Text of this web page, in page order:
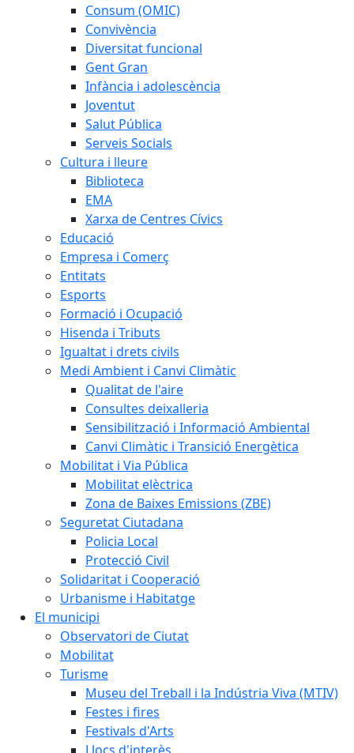
Consum (OMIC)
Convivència
Diversitat funcional
Gent Gran
Infància i adolescència
Joventut
Salut Pública
Serveis Socials
Cultura i lleure
Biblioteca
EMA
Xarxa de Centres Cívics
Educació
Empresa i Comerç
Entitats
Esports
Formació i Ocupació
Hisenda i Tributs
Igualtat i drets civils
Medi Ambient i Canvi Climàtic
Qualitat de l'aire
Consultes deixalleria
Sensibilització i Informació Ambiental
Canvi Climàtic i Transició Energètica
Mobilitat i Via Pública
Mobilitat elèctrica
Zona de Baixes Emissions (ZBE)
Seguretat Ciutadana
Policia Local
Protecció Civil
Solidaritat i Cooperació
Urbanisme i Habitatge
El municipi
Observatori de Ciutat
Mobilitat
Turisme
Museu del Treball i la Indústria Viva (MTIV)
Festes i fires
Festivals d'Arts